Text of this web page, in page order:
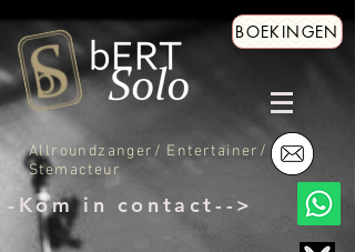
Allroundzanger/ Entertainer/
Stemacteur
BOEKINGEN
-Kom in contact-->